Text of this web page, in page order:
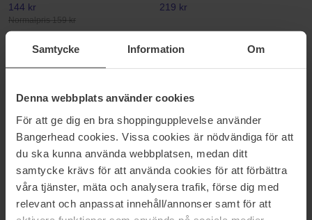
Samtycke Information Om
Denna webbplats använder cookies
För att ge dig en bra shoppingupplevelse använder
Bangerhead cookies. Vissa cookies är nödvändiga för att
du ska kunna använda webbplatsen, medan ditt
samtycke krävs för att använda cookies för att förbättra
våra tjänster, mäta och analysera trafik, förse dig med
relevant och anpassat innehåll/annonser samt för att
144 kr
Normalpris 159 kr
219 kr
Sigma Beauty
171 kr
Sigma Beauty
309 kr
Sigma Beauty
Pencil Brush - E30
139 kr
Sigma Beauty
Sigma® Switch
Sigma® Switch
159 kr